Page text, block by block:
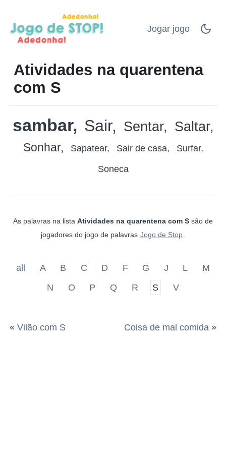
Jogar jogo
Atividades na quarentena
com S
sambar Sair Sentar Saltar
Sonhar Sapatear Sair de casa Surfar
Soneca
As palavras na lista Atividades na quarentena com S são de
jogadores do jogo de palavras Jogo de Stop
all A B C D F G J L
M
N
O P Q R S V
« Vilão com S Coisa de mal comida »